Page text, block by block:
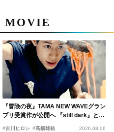
MOVIE
『冒険の夜』TAMA NEW WAVEグラン
プリ受賞作が公開へ 『still dark』と同
時上映決定
#古川ヒロシ #髙橋雄祐 2026.08.06